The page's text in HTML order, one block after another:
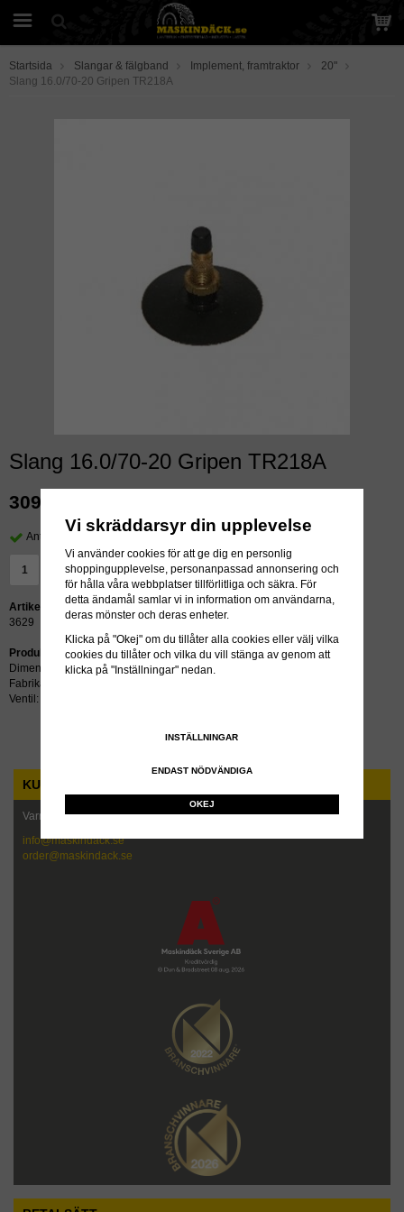
Startsida Slangar & fälgband Implement, framtraktor
20"
Slang 16.0/70-20 Gripen TR218A
Slang 16.0/70-20 Gripen TR218A
309 kr
Antal i lager: 21 st
LÄGG I VARUKORG »
Artikelnummer:
3629
Produktbeskrivning:
Dimension: 16.0/70-20
Fabrikat: Gripen
Ventil: TR218A
KUNDTJÄNST
Varmt välkommen att kontakta oss!
info@maskindack.se
order@maskindack.se
Vi skräddarsyr din upplevelse
Vi använder cookies för att ge dig en personlig
shoppingupplevelse, personanpassad annonsering och
för hålla våra webbplatser tillförlitliga och säkra. För
detta ändamål samlar vi in information om användarna,
deras mönster och deras enheter.
Klicka på "Okej" om du tillåter alla cookies eller välj vilka
cookies du tillåter och vilka du vill stänga av genom att
klicka på "Inställningar" nedan.
INSTÄLLNINGAR
ENDAST NÖDVÄNDIGA
OKEJ